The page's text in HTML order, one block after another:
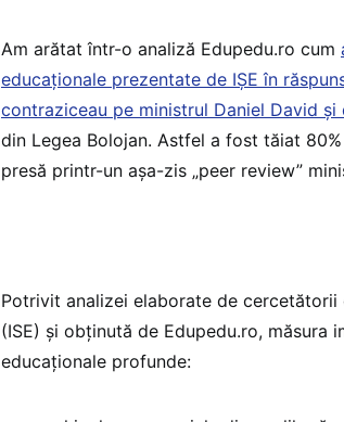
Am arătat într-o analiză Edupedu.ro cum
educaționale prezentate de IȘE în
contraziceau pe ministrul Daniel David și
din Legea Bolojan. Astfel a fost tăiat
presă printr-un așa-zis „peer review”
Potrivit analizei elaborate de
(ISE) și obținută de Edupedu.ro, măsura
educaționale profunde: